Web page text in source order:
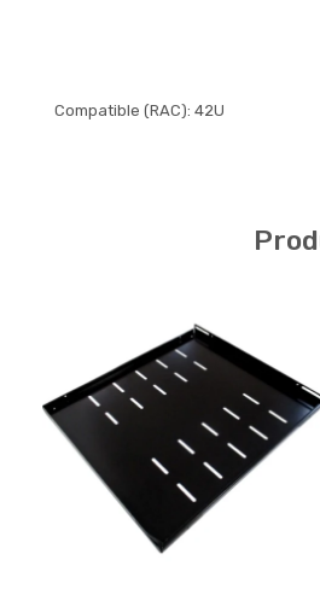
Compatible (RAC): 42U